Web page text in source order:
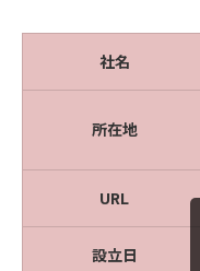
社名
所在地
URL
設立日